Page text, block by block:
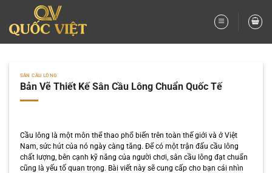
nội
dung
SÂN CẦU LÔNG
Bản Vẽ Thiết Kế Sân Cầu Lông Chuẩn Quốc Tế
Cầu lông là một môn thể thao phổ biến trên toàn thế giới và ở Việt
Nam, sức hút của nó ngày càng tăng. Để có một trận đấu cầu lông
chất lượng, bên cạnh kỹ năng của người chơi, sân cầu lông đạt chuẩn
cũng là yếu tố quan trọng. Bài viết này sẽ cung cấp cho bạn cái nhìn